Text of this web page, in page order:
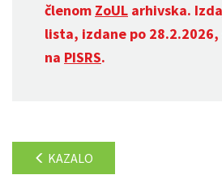
členom ZoUL arhivska.
lista, izdane po
na PISRS.
KAZALO